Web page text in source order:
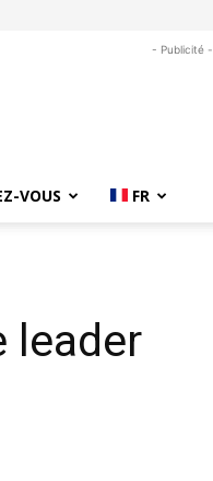
- Publicité -
VOUS FR
leader